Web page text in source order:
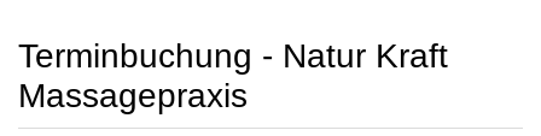
Terminbuchung - Natur Kraft
Massagepraxis